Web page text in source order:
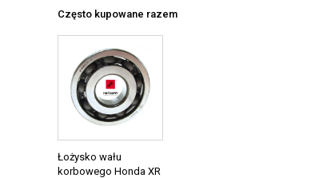
Często kupowane razem
Łożysko wału
korbowego Honda XR